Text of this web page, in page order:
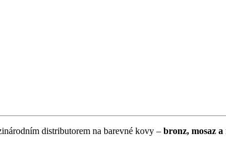
distributorem na barevné kovy – bronz, mosaz